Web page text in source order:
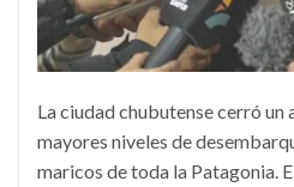
La ciudad chubutense cerró un
mayores niveles de
maricos de toda la Patagonia.